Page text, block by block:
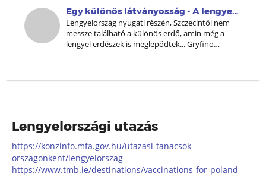
általi felosztása a XVIII. században, vagy a
gyászos, német megszállás, amikor ezt a várost
jelölték ki a náci főkormányzó székh
Egy különös látványosság - A lengyelországi görbe erdő
Lengyelország nyugati részén, Szczecintől nem
messze található a különös erdő, amin még a
lengyel erdészek is meglepődtek... Gryfino
Lengyelországi utazás
https://konzinfo.mfa.gov.hu/utazasi-tanacsok-
orszagonkent/lengyelorszag
https://www.tmb.ie/destinations/vaccinations-for-poland